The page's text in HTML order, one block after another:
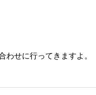
わせに行ってきますよ。